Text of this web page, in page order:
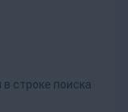
строке поиска